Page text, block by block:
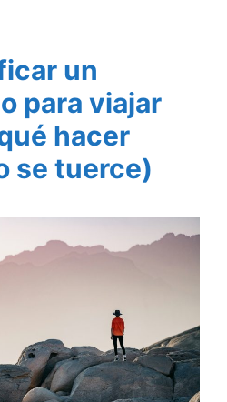
un
para viajar
hacer
se tuerce)